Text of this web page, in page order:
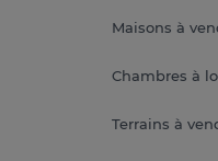
Maisons à
Chambres à
Terrains à